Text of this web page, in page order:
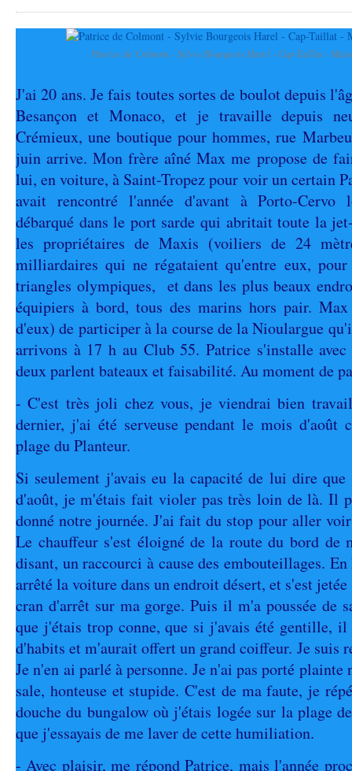
Patrice de Colmont - Sylvie Bourgeois Harel - Cap-Taillat -
J'ai 20 ans. Je fais toutes sortes de boulot depuis
Besançon et Monaco, et je travaille depuis
Crémieux, une boutique pour hommes, rue
juin arrive. Mon frère aîné Max me propose de
lui, en voiture, à Saint-Tropez pour voir un certain
avait rencontré l'année d'avant à Porto-Cervo
débarqué dans le port sarde qui abritait toute la
les propriétaires de Maxis (voiliers de 24
milliardaires qui ne régataient qu'entre eux,
triangles olympiques, et dans les plus beaux
équipiers à bord, tous des marins hors pair.
d'eux) de participer à la course de la Nioulargue
arrivons à 17 h au Club 55. Patrice s'installe
deux parlent bateaux et faisabilité. Au moment de
- C'est très joli chez vous, je viendrai bien
dernier, j'ai été serveuse pendant le mois d'août
plage du Planteur.
Si seulement j'avais eu la capacité de lui dire
d'août, je m'étais fait violer pas très loin de là. Il
donné notre journée. J'ai fait du stop pour aller
Le chauffeur s'est éloigné de la route du bord de
disant, un raccourci à cause des embouteillages.
arrêté la voiture dans un endroit désert, et s'est
cran d'arrêt sur ma gorge. Puis il m'a poussée de
que j'étais trop conne, que si j'avais été gentille, il
d'habits et m'aurait offert un grand coiffeur. Je suis
Je n'en ai parlé à personne. Je n'ai pas porté plainte
sale, honteuse et stupide. C'est de ma faute, je
douche du bungalow où j'étais logée sur la plage
que j'essayais de me laver de cette humiliation.
- Avec plaisir, me répond Patrice, mais l'année